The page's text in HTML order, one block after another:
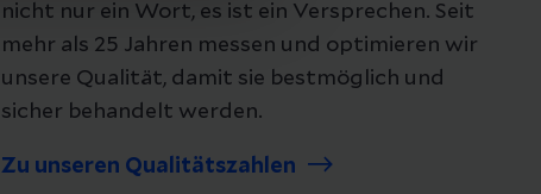
nicht nur ein Wort, es ist ein Versprechen. Seit
mehr als 25 Jahren messen und optimieren wir
unsere Qualität, damit sie bestmöglich und
sicher behandelt werden.
Zu unseren Qualitätszahlen